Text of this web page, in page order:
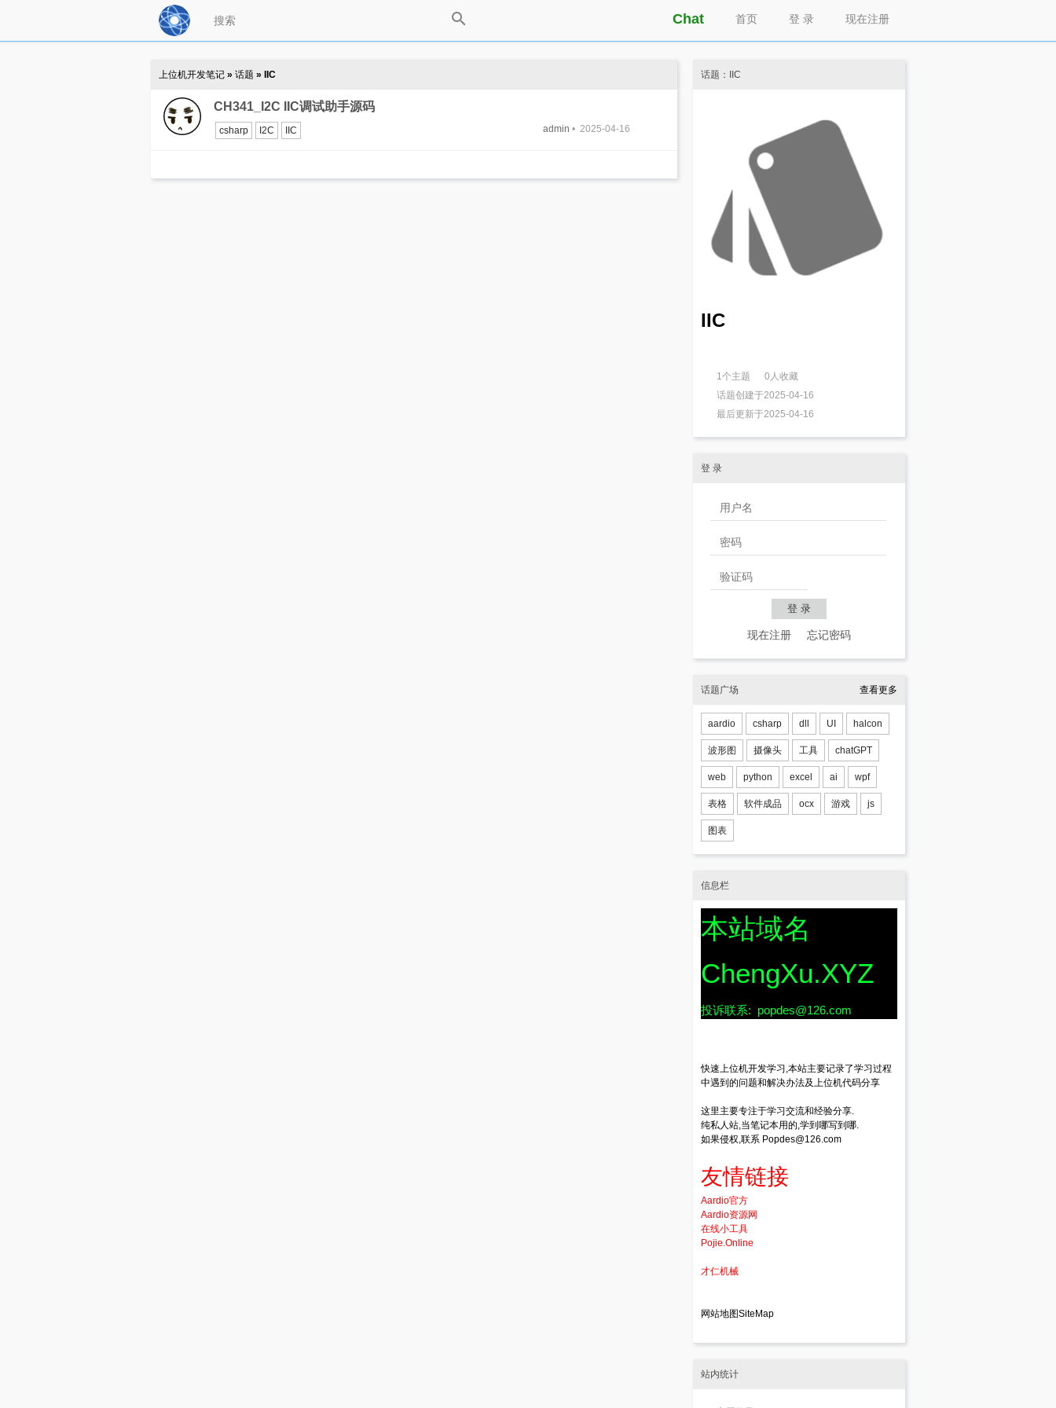
现在注册
登 录
首页
Chat
上位机开发笔记 » 话题 » IIC
CH341_I2C IIC调试助手源码
csharp I2C IIC admin • 2025-04-16
话题：IIC
IIC
1个主题 0人收藏
话题创建于2025-04-16
最后更新于2025-04-16
登 录
现在注册 忘记密码
话题广场 查看更多
aardio csharp dll UI halcon
波形图 摄像头 工具 chatGPT
web python excel ai wpf
表格 软件成品 ocx 游戏 js
图表
信息栏
本站域名
ChengXu.XYZ
投诉联系: popdes@126.com
快速上位机开发学习,本站主要记录了学习过程
中遇到的问题和解决办法及上位机代码分享
这里主要专注于学习交流和经验分享.
纯私人站,当笔记本用的,学到哪写到哪.
如果侵权,联系 Popdes@126.com
友情链接
Aardio官方
Aardio资源网
在线小工具
Pojie.Online
才仁机械
网站地图SiteMap
站内统计